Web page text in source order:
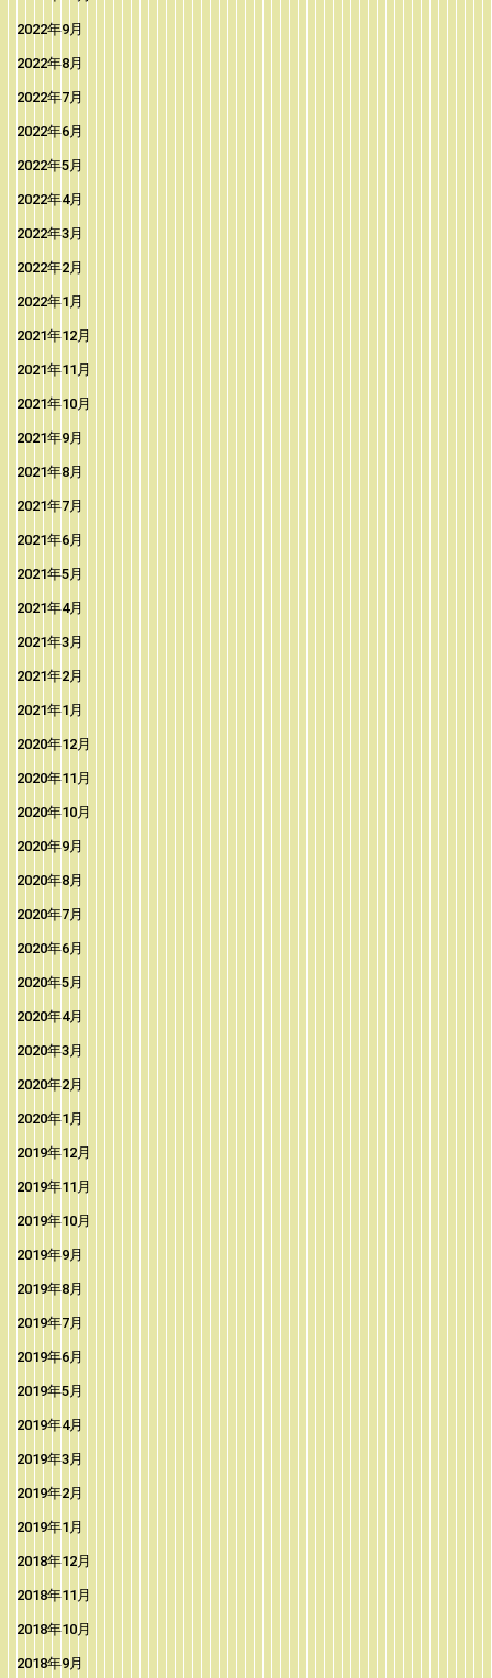
2022年9月
2022年8月
2022年7月
2022年6月
2022年5月
2022年4月
2022年3月
2022年2月
2022年1月
2021年12月
2021年11月
2021年10月
2021年9月
2021年8月
2021年7月
2021年6月
2021年5月
2021年4月
2021年3月
2021年2月
2021年1月
2020年12月
2020年11月
2020年10月
2020年9月
2020年8月
2020年7月
2020年6月
2020年5月
2020年4月
2020年3月
2020年2月
2020年1月
2019年12月
2019年11月
2019年10月
2019年9月
2019年8月
2019年7月
2019年6月
2019年5月
2019年4月
2019年3月
2019年2月
2019年1月
2018年12月
2018年11月
2018年10月
2018年9月